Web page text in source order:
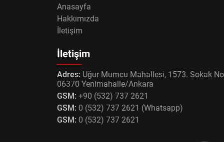
Anasayfa
Hakkımızda
İletişim
İletişim
Adres: Uğur Mumcu Mahallesi, 1573. Sokak
06370 Yenimahalle/Ankara
GSM: +90 (532) 737 2621
GSM: 0 (532) 737 2621 (Whatsapp)
GSM: 0 (532) 737 2621